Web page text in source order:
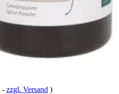
- zzgl. Versand )